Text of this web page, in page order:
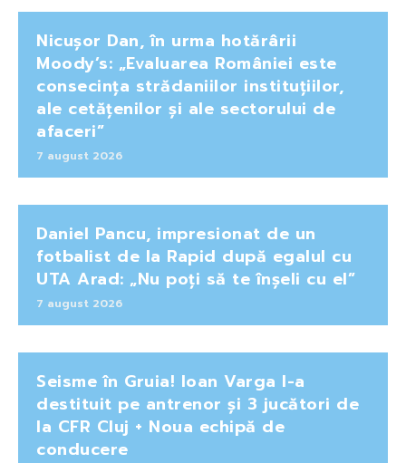
Nicușor Dan, în urma hotărârii
Moody’s: „Evaluarea României este
consecința strădaniilor instituțiilor,
ale cetățenilor și ale sectorului de
afaceri”
7 august 2026
Daniel Pancu, impresionat de un
fotbalist de la Rapid după egalul cu
UTA Arad: „Nu poți să te înșeli cu el”
7 august 2026
Seisme în Gruia! Ioan Varga l-a
destituit pe antrenor și 3 jucători de
la CFR Cluj + Noua echipă de
conducere